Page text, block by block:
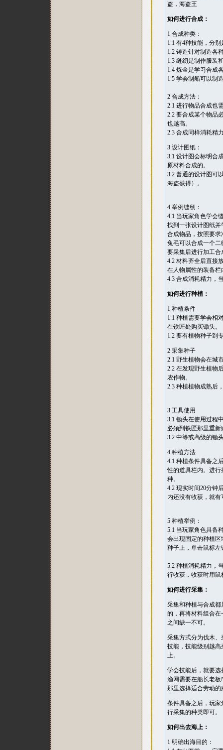
盗，海盗王
如何进行合成：
1 合成种类：
1.1 有4种技能，分
1.2 铸造针对制造各
1.3 缝纫是制作服装
1.4 炼金是学习合成
1.5 学会制船可以制
2 合成方法：
2.1 进行物品合成也
2.2 要合成某个物品
也越高。
2.3 合成同样消耗精
3 设计图纸：
3.1 设计图会标明合
原材料合成的。
3.2 普通的设计图可
海盗获得）。
4 举例缝纫：
4.1 当玩家角色学会
找到一张设计图纸
合成物品，按照要
兔毛可以合成一个
要采集后进行加工
4.2 材料齐全后直接
在人物属性的装备栏
4.3 合成消耗精力，
如何进行种植：
1 种植条件
1.1 种植需要学会相
在铁匠处购买锄头。
1.2 要有植物种子到
2 采集种子
2.1 野生植物会在城
2.2 在发现野生植物
农作物。
2.3 种植植物成熟后
3 工具使用
3.1 锄头在使用过程
必须到铁匠那里重新
3.2 中等或高级的锄
4 种植方法
4.1 种植条件具备之
性的道具栏内。进
种。
4.2 现实时间20分钟
内还没有收获，就
5 种植举例：
5.1 当玩家角色具备
会出现固定的种植
种子上，单击鼠标
5.2 种植消耗精力，
行收获，收获时用
如何进行采集：
采集和种植与合成
的，再将材料组合
之间缺一不可。
采集方式分为伐木
技能，技能级别越
上。
学会技能后，就要
渔网需要在船长老
那里选择适合劳动
条件具备之后，玩
行采集的种类即可。
如何出去海上：
1 明确出海目的：